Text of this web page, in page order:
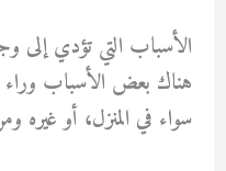
الأسباب التي تؤدي إلى
هناك بعض الأسباب
سواء في المنزل، أو غيره